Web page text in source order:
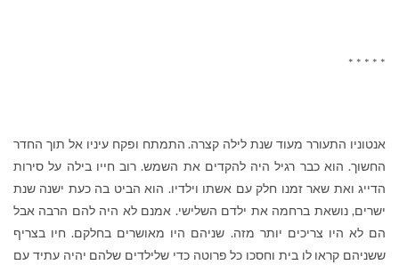
* * * * *
אנטוניו התעורר מעוד שנת לילה קצרה. התמתח ופקח עיניו אל תוך החדר
החשוך. הוא כבר רגיל היה להקדים את השמש. רוב חייו בילה על סירות
הדייג ואת שאר זמנו חלק עם אשתו וילדיו. הוא הביט בה כעת ישנה שנת
ישרים, נושאת ברחמה את ילדם השלישי. אמנם לא היה להם הרבה אבל
הם לא היו צריכים יותר מזה. שניהם היו מאושרים בחלקם. חיו בצריף
ששניהם קראו לו בית וחסכו כל פרוטה כדי שלילדים שלהם יהיה עתיד עם